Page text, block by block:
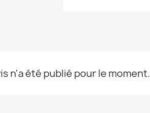
n'a été publié pour le moment.